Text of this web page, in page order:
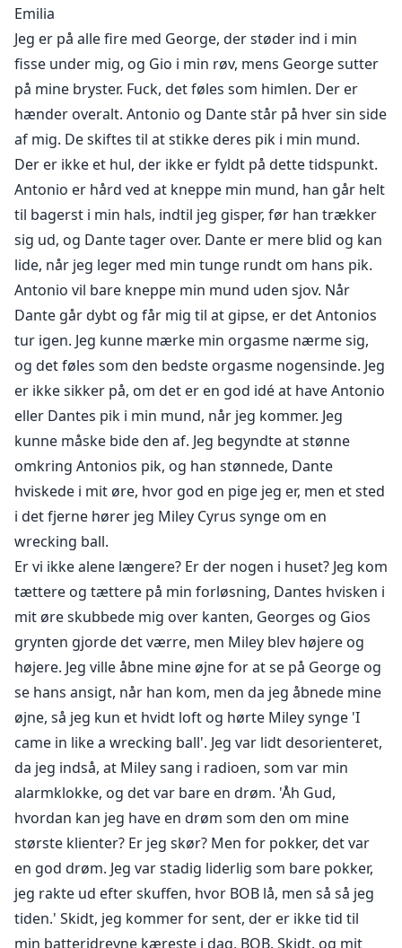
familie; jeg vil arbejde for så mange kriminelle familier
som muligt. Du spørger måske, hvad en mægler gør. Vi
forbinder vores klienter med de rette mennesker. Hvis
de er på udkig efter våben, stoffer, diamanter, du
navngiver det, vi kan skaffe det. Jeg mødte denne
gruppe mænd, de kommer fra forskellige
mafiafamilier, men har besluttet at arbejde sammen.
Nu kalder de sig D.A.G.G. Det har skabt mange
problemer med deres fædre. Deres navn står for
Dante, Antonio, George og Gio, ja, det er deres navne,
og de er alle vildt lækre, men jeg har en regel. Ingen
blanding af forretning og fornøjelse. Det eneste
problem er, at disse fyre ikke har modtaget min
besked om ikke at blande forretning med fornøjelse,
for åh Gud, kan de give fornøjelse...
Emilia
Jeg er på alle fire med George, der støder ind i min
fisse under mig, og Gio i min røv, mens George sutter
på mine bryster. Fuck, det føles som himlen. Der er
hænder overalt. Antonio og Dante står på hver sin side
af mig. De skiftes til at stikke deres pik i min mund.
Der er ikke et hul, der ikke er fyldt på dette tidspunkt.
Antonio er hård ved at kneppe min mund, han går helt
til bagerst i min hals, indtil jeg gisper, før han trækker
sig ud, og Dante tager over. Dante er mere blid og kan
lide, når jeg leger med min tunge rundt om hans pik.
Antonio vil bare kneppe min mund uden sjov. Når
Dante går dybt og får mig til at gipse, er det Antonios
tur igen. Jeg kunne mærke min orgasme nærme sig,
og det føles som den bedste orgasme nogensinde. Jeg
er ikke sikker på, om det er en god idé at have Antonio
eller Dantes pik i min mund, når jeg kommer. Jeg
kunne måske bide den af. Jeg begyndte at stønne
omkring Antonios pik, og han stønnede, Dante
hviskede i mit øre, hvor god en pige jeg er, men et sted
i det fjerne hører jeg Miley Cyrus synge om en
wrecking ball.
Er vi ikke alene længere? Er der nogen i huset? Jeg kom
tættere og tættere på min forløsning, Dantes hvisken i
mit øre skubbede mig over kanten, Georges og Gios
grynten gjorde det værre, men Miley blev højere og
højere. Jeg ville åbne mine øjne for at se på George og
se hans ansigt, når han kom, men da jeg åbnede mine
øjne, så jeg kun et hvidt loft og hørte Miley synge 'I
came in like a wrecking ball'. Jeg var lidt desorienteret,
da jeg indså, at Miley sang i radioen, som var min
alarmklokke, og det var bare en drøm. 'Åh Gud,
hvordan kan jeg have en drøm som den om mine
største klienter? Er jeg skør? Men for pokker, det var
en god drøm. Jeg var stadig liderlig som bare pokker,
jeg rakte ud efter skuffen, hvor BOB lå, men så så jeg
tiden.' Skidt, jeg kommer for sent, der er ikke tid til
min batteridrevne kæreste i dag, BOB. Skidt, og mit